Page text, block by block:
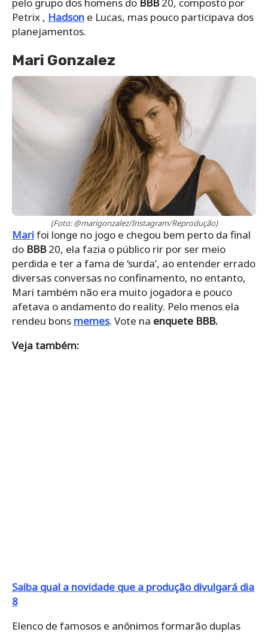
Petrix , Hadson e Lucas, mas pouco participava dos
planejamentos.
Mari Gonzalez
(Foto: @marigonzalez/Instagram/Reprodução)
Marifoi longe no jogo e chegou bem perto da final
do BBB20, ela fazia o público rir por ser meio
perdida e ter a fama de ‘surda’, ao entender errado
diversas conversas no confinamento, no entanto,
Mari também não era muito jogadora e pouco
afetava o andamento do reality. Pelo menos ela
rendeu bons memes. Vote na enquete BBB.
Veja também:
Saiba qual a novidade que a produção divulgará dia
8
Elenco de famosos e anônimos formarão duplas